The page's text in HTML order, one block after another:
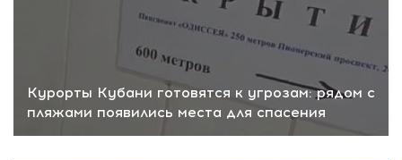
Курорты Кубани готовятся к угрозам: рядом с
пляжами появились места для спасения